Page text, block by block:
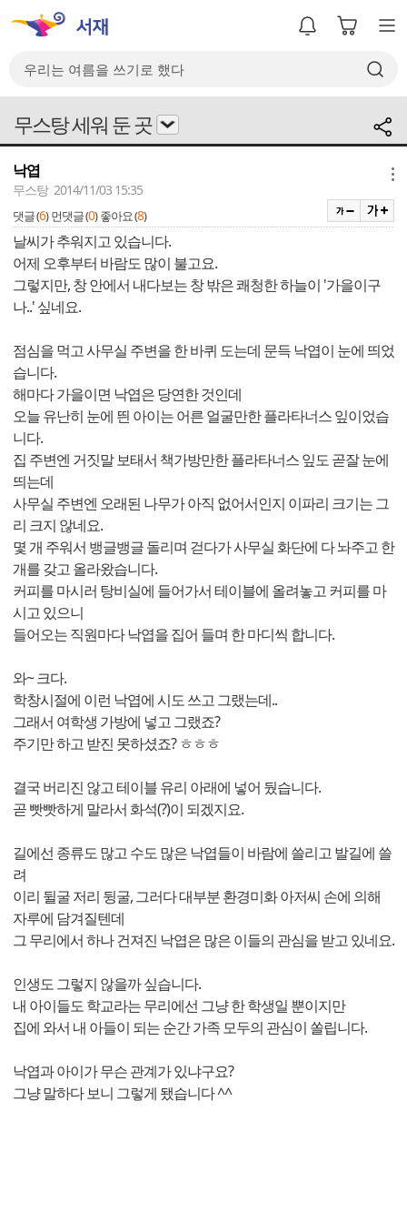
무스탕 세워 둔 곳
낙엽
무스탕 2014/11/03 15:35
댓글 (6) 먼댓글 (0) 좋아요 (8)
날씨가 추워지고 있습니다.
어제 오후부터 바람도 많이 불고요.
그렇지만, 창 안에서 내다보는 창 밖은 쾌청한 하늘이 '가을이구
나..' 싶네요.
점심을 먹고 사무실 주변을 한 바퀴 도는데 문득 낙엽이 눈에 띄었
습니다.
해마다 가을이면 낙엽은 당연한 것인데
오늘 유난히 눈에 띈 아이는 어른 얼굴만한 플라타너스 잎이었습
니다.
집 주변엔 거짓말 보태서 책가방만한 플라타너스 잎도 곧잘 눈에
띄는데
사무실 주변엔 오래된 나무가 아직 없어서인지 이파리 크기는 그
리 크지 않네요.
몇 개 주워서 뱅글뱅글 돌리며 걷다가 사무실 화단에 다 놔주고 한
개를 갖고 올라왔습니다.
커피를 마시러 탕비실에 들어가서 테이블에 올려놓고 커피를 마
시고 있으니
들어오는 직원마다 낙엽을 집어 들며 한 마디씩 합니다.
와~ 크다.
학창시절에 이런 낙엽에 시도 쓰고 그랬는데..
그래서 여학생 가방에 넣고 그랬죠?
주기만 하고 받진 못하셨죠? ㅎㅎㅎ
결국 버리진 않고 테이블 유리 아래에 넣어 뒀습니다.
곧 빳빳하게 말라서 화석(?)이 되겠지요.
길에선 종류도 많고 수도 많은 낙엽들이 바람에 쓸리고 발길에 쓸
려
이리 뒬굴 저리 뒹굴, 그러다 대부분 환경미화 아저씨 손에 의해
자루에 담겨질텐데
그 무리에서 하나 건져진 낙엽은 많은 이들의 관심을 받고 있네요.
인생도 그렇지 않을까 싶습니다.
내 아이들도 학교라는 무리에선 그냥 한 학생일 뿐이지만
집에 와서 내 아들이 되는 순간 가족 모두의 관심이 쏠립니다.
낙엽과 아이가 무슨 관계가 있냐구요?
그냥 말하다 보니 그렇게 됐습니다 ^^